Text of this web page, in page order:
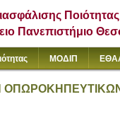
Ποιότητας
Πανεπιστήμιο
ΜΟΔΙΠ